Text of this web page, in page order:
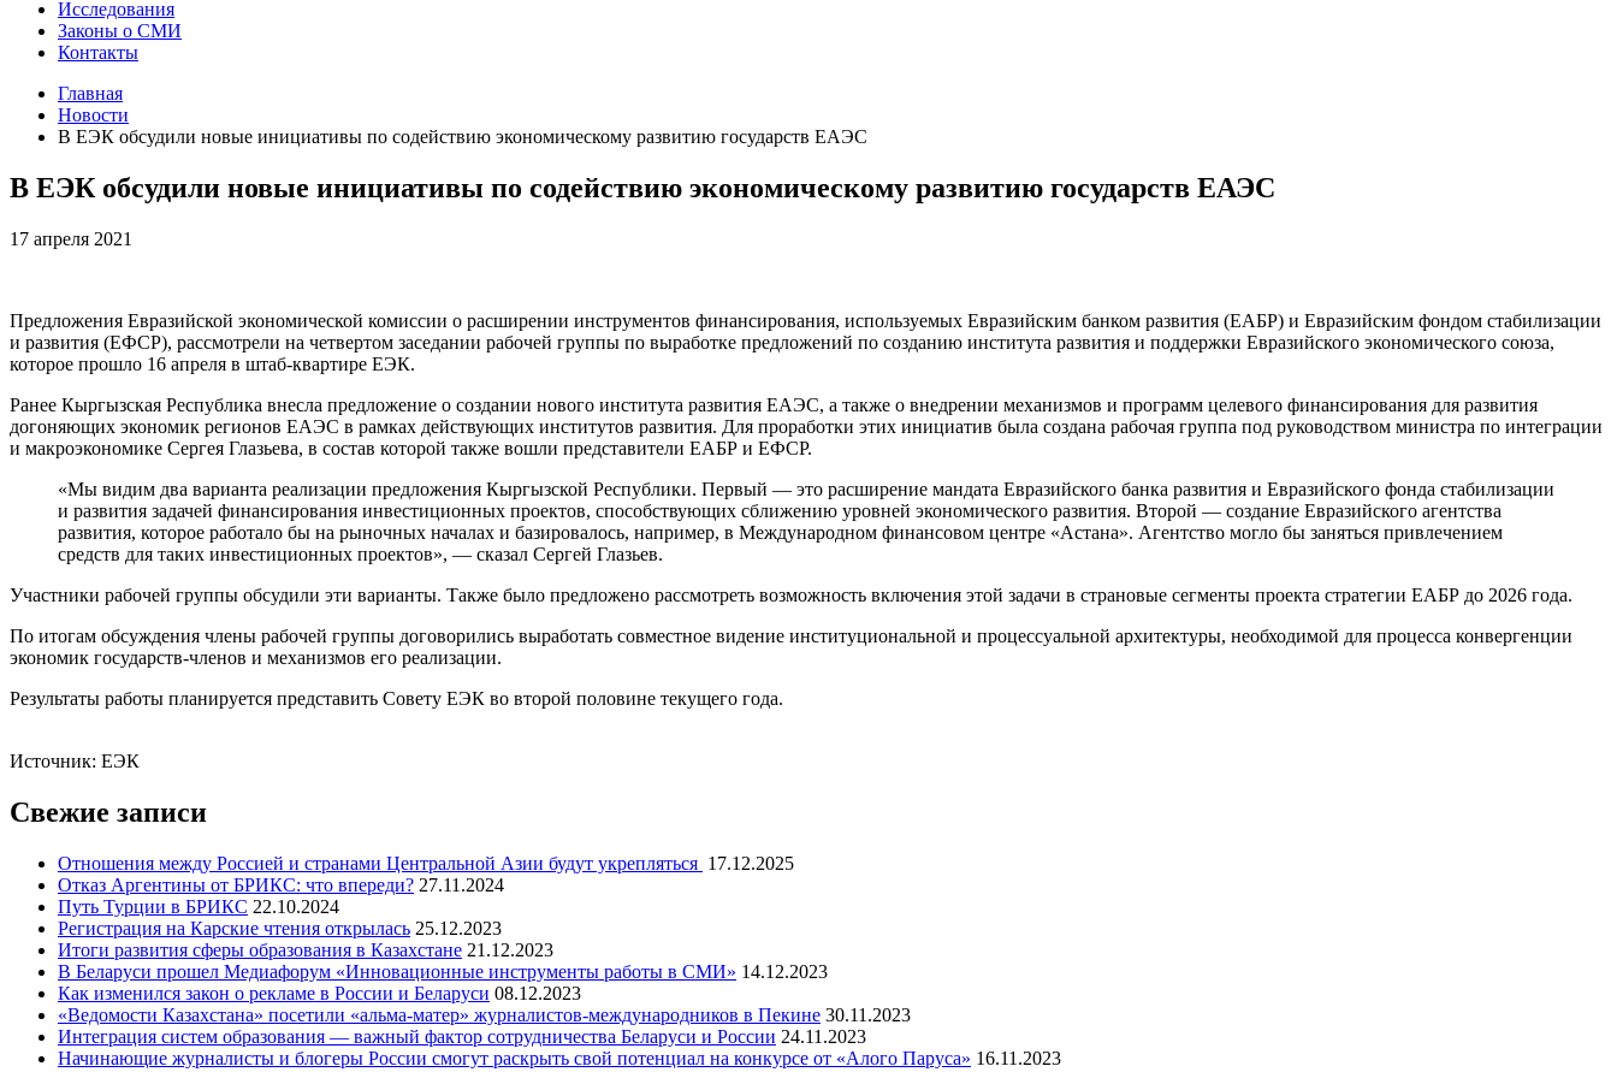
Исследования
Законы о СМИ
Контакты
Главная
Новости
В ЕЭК обсудили новые инициативы по содействию экономическому развитию государств ЕАЭС
В ЕЭК обсудили новые инициативы по содействию экономическому развитию государств ЕАЭС
17 апреля 2021
Предложения Евразийской экономической комиссии о расширении инструментов финансирования, используемых Евразийским банком развития (ЕАБР) и Евразийским фондом стабилизации
и развития (ЕФСР), рассмотрели на четвертом заседании рабочей группы по выработке предложений по созданию института развития и поддержки Евразийского экономического союза,
которое прошло 16 апреля в штаб-квартире ЕЭК.
Ранее Кыргызская Республика внесла предложение о создании нового института развития ЕАЭС, а также о внедрении механизмов и программ целевого финансирования для развития
догоняющих экономик регионов ЕАЭС в рамках действующих институтов развития. Для проработки этих инициатив была создана рабочая группа под руководством министра по интеграции
и макроэкономике Сергея Глазьева, в состав которой также вошли представители ЕАБР и ЕФСР.
«Мы видим два варианта реализации предложения Кыргызской Республики. Первый — это расширение мандата Евразийского банка развития и Евразийского фонда стабилизации
и развития задачей финансирования инвестиционных проектов, способствующих сближению уровней экономического развития. Второй — создание Евразийского агентства
развития, которое работало бы на рыночных началах и базировалось, например, в Международном финансовом центре «Астана». Агентство могло бы заняться привлечением
средств для таких инвестиционных проектов», — сказал Сергей Глазьев.
Участники рабочей группы обсудили эти варианты. Также было предложено рассмотреть возможность включения этой задачи в страновые сегменты проекта стратегии ЕАБР до 2026 года.
По итогам обсуждения члены рабочей группы договорились выработать совместное видение институциональной и процессуальной архитектуры, необходимой для процесса конвергенции
экономик государств-членов и механизмов его реализации.
Результаты работы планируется представить Совету ЕЭК во второй половине текущего года.
Источник: ЕЭК
Свежие записи
Отношения между Россией и странами Центральной Азии будут укрепляться 17.12.2025
Отказ Аргентины от БРИКС: что впереди? 27.11.2024
Путь Турции в БРИКС 22.10.2024
Регистрация на Карские чтения открылась 25.12.2023
Итоги развития сферы образования в Казахстане 21.12.2023
В Беларуси прошел Медиафорум «Инновационные инструменты работы в СМИ» 14.12.2023
Как изменился закон о рекламе в России и Беларуси 08.12.2023
«Ведомости Казахстана» посетили «альма-матер» журналистов-международников в Пекине 30.11.2023
Интеграция систем образования — важный фактор сотрудничества Беларуси и России 24.11.2023
Начинающие журналисты и блогеры России смогут раскрыть свой потенциал на конкурсе от «Алого Паруса» 16.11.2023